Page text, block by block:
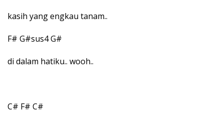
kasih yang engkau tanam..
F# G#sus4 G#
di dalam hatiku.. wooh..
C# F# C#